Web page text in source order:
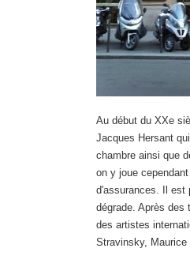
Au début du XXe
Jacques Hersant
chambre ainsi que
on y joue
d'assurances. Il est
dégrade. Après des
des artistes
Stravinsky, Maurice